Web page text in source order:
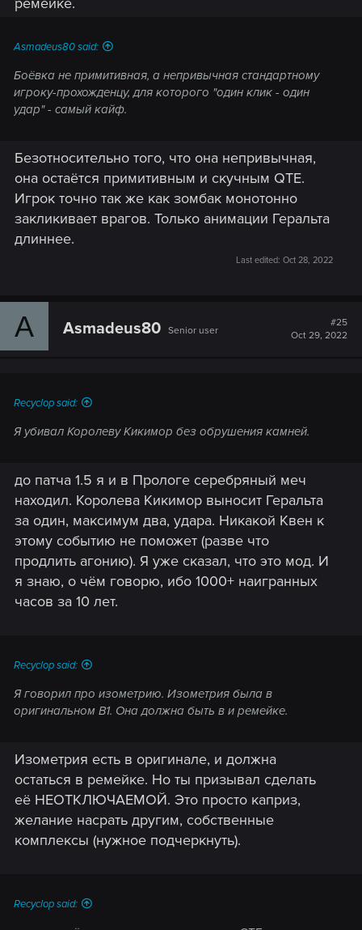
Asmadeus80 said:
Боёвка не примитивная, а непривычная стандартному
игроку-прохожденцу, для которого "один клик - один
удар" - самый кайф.
Безотносительно того, что она непривычная,
она остаётся примитивным и скучным QTE.
Игрок точно так же как зомбак монотонно
закликивает врагов. Только анимации Геральта
длиннее.
Last edited: Oct 28, 2022
A Asmadeus80 Senior user
#25
Oct 29, 2022
Recyclop said:
Я убивал Королеву Кикимор без обрушения камней.
до патча 1.5 я и в Прологе серебряный меч
находил. Королева Кикимор выносит Геральта
за один, максимум два, удара. Никакой Квен к
этому событию не поможет (разве что
продлить агонию). Я уже сказал, что это мод. И
я знаю, о чём говорю, ибо 1000+ наигранных
часов за 10 лет.
Recyclop said:
Я говорил про изометрию. Изометрия была в
оригинальном В1. Она должна быть в и ремейке.
Изометрия есть в оригинале, и должна
остаться в ремейке. Но ты призывал сделать
её НЕОТКЛЮЧАЕМОЙ. Это просто каприз,
желание насрать другим, собственные
комплексы (нужное подчеркнуть).
Recyclop said: